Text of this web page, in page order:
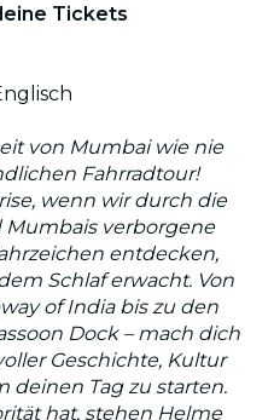
Tickets
von Mumbai wie nie
Fahrradtour!
wenn wir durch die
Mumbais verborgene
entdecken,
Schlaf erwacht. Von
of India bis zu den
Dock – mach dich
Geschichte, Kultur
deinen Tag zu starten.
hat, stehen Helme